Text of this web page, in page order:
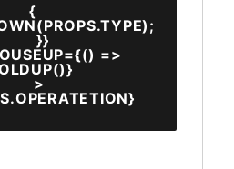
{
      }}
=>
    >